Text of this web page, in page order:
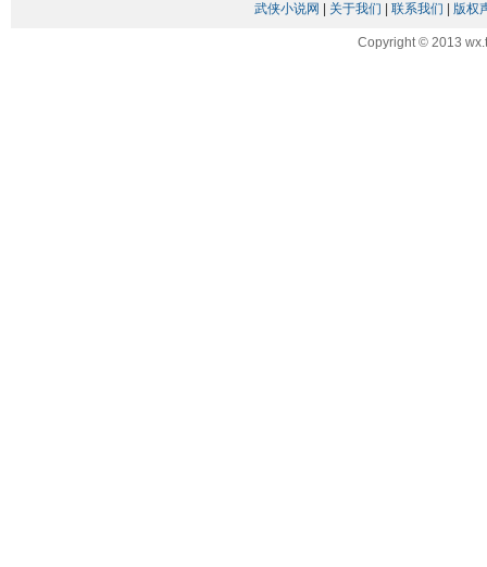
武侠小说网 关于我们 联系我们 版权
Copyright © 2013